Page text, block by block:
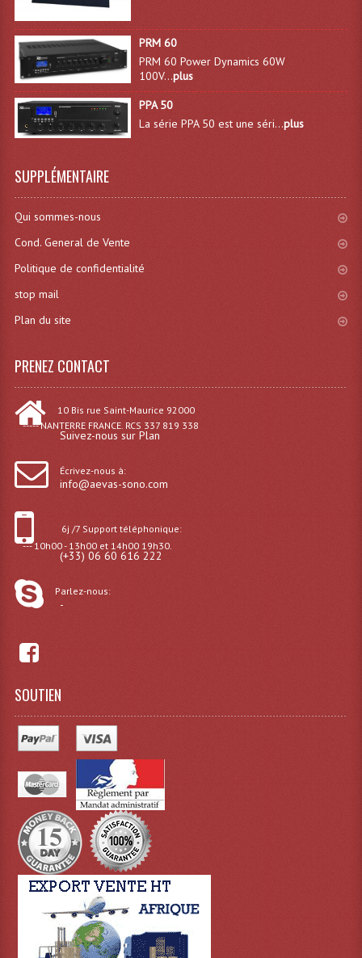
Consoles Sono Et Studio
Consoles Numériques
Consoles Amplifiées
Lumière
Changeurs De Couleurs
Effets Lumineux, Centre De Piste
Blocs De Puissance
Chenillards Modulateurs
Gyrophares À Leds
Lampes Ampoules
Ampoules - Tubes Lumière Noire Black Gun
Lampes À Décharges
Lampes De Couleurs
PRM 60
PRM 60 Power Dynamics 60W
100V...plus
PPA 50
La série PPA 50 est une séri...plus
SUPPLÉMENTAIRE
Qui sommes-nous
Cond. General de Vente
Politique de confidentialité
stop mail
Plan du site
PRENEZ CONTACT
10 Bis rue Saint-Maurice 92000
----- NANTERRE FRANCE. RCS 337 819 338
Suivez-nous sur Plan
Écrivez-nous à:
info@aevas-sono.com
6j /7 Support téléphonique:
--- 10h00 - 13h00 et 14h00 19h30.
(+33) 06 60 616 222
Parlez-nous:
-
SOUTIEN